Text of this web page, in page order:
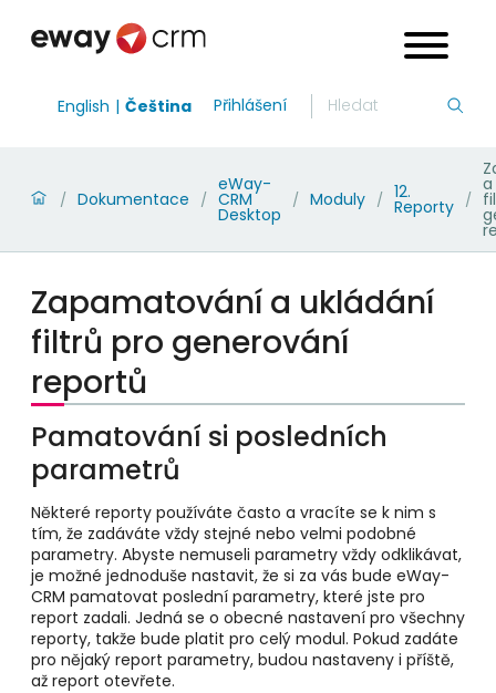
English Čeština Přihlášení
/ Dokumentace /
eWay-
CRM
Desktop
/ Moduly / 12.
Reporty /
Zapamatování a ukládání
filtrů pro generování
reportů
Pamatování si posledních
parametrů
Některé reporty používáte často a vracíte se k nim s
tím, že zadáváte vždy stejné nebo velmi podobné
parametry. Abyste nemuseli parametry vždy odklikávat,
je možné jednoduše nastavit, že si za vás bude eWay-
CRM pamatovat poslední parametry, které jste pro
report zadali. Jedná se o obecné nastavení pro všechny
reporty, takže bude platit pro celý modul. Pokud zadáte
pro nějaký report parametry, budou nastaveny i příště,
až report otevřete.